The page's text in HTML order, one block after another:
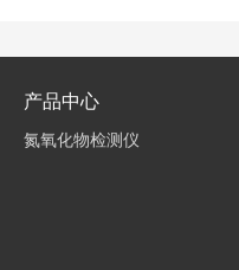
产品中心
氮氧化物检测仪